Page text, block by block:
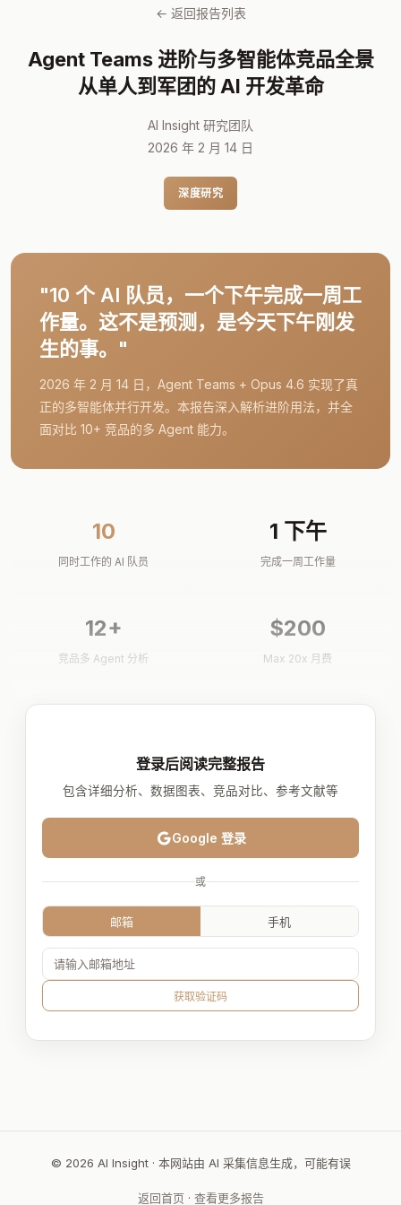
← 返回报告列表
Agent Teams 进阶与多智能体竞品全景
从单人到军团的 AI 开发革命
AI Insight 研究团队
2026 年 2 月 14 日
深度研究
"10 个 AI 队员，一个下午完成一周工
作量。这不是预测，是今天下午刚发
生的事。"
2026 年 2 月 14 日，Agent Teams + Opus 4.6 实现了真
正的多智能体并行开发。本报告深入解析进阶用法，并全
面对比 10+ 竞品的多 Agent 能力。
10
同时工作的 AI 队员
1 下午
完成一周工作量
12+
竞品多 Agent 分析
$200
Max 20x 月费
登录后阅读完整报告
包含详细分析、数据图表、竞品对比、参考文献等
Google 登录
或
邮箱 手机
获取验证码
© 2026 AI Insight · 本网站由 AI 采集信息生成，可能有误
返回首页 · 查看更多报告